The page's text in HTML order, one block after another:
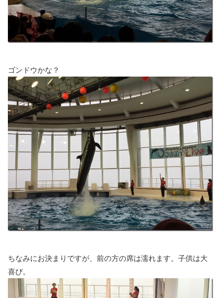
ゴンドウかな？
ちなみにお決まりですが、前の方の席は濡れます。子供は大
喜び。